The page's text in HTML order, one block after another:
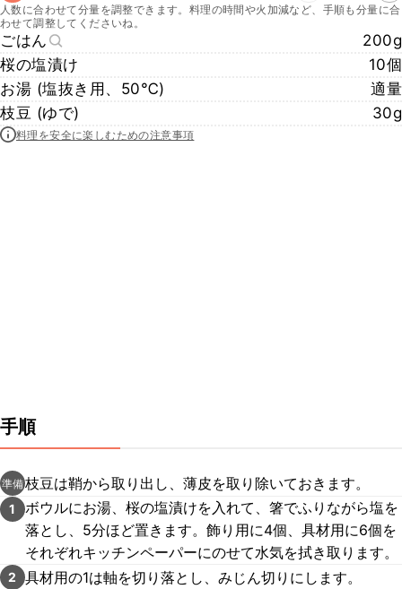
人数に合わせて分量を調整できます。料理の時間や火加減など、手順も分量に合
わせて調整してくださいね。
ごはん
200g
桜の塩漬け
10個
お湯 (塩抜き用、50℃)
適量
枝豆 (ゆで)
30g
料理を安全に楽しむための注意事項
手順
準備枝豆は鞘から取り出し、薄皮を取り除いておきます。
1
ボウルにお湯、桜の塩漬けを入れて、箸でふりながら塩を
落とし、5分ほど置きます。飾り用に4個、具材用に6個を
それぞれキッチンペーパーにのせて水気を拭き取ります。
2 具材用の1は軸を切り落とし、みじん切りにします。